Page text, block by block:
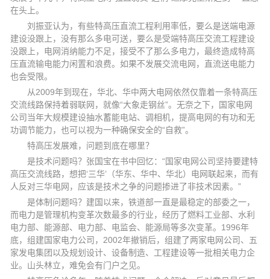
在头上。
刘振亚认为，有些特高压直流工程利用率低，要么是送端电源
建设没跟上，没有那么多电可送，要么是受端特高压交流工程建设
没跟上，电网消纳能力不足，接受不了那么多电力，最终造成特高
压直流输电能力闲置和浪费。如果不发展交流电网，直流送电能力
也会受限。
从2009年到现在，华北、华中两大电网依然仅靠着一条特高压
交流线路保持着弱联网，就像“大象走钢丝”。无奈之下，国家电网
公司当年大规模建设抽水蓄能电站、调相机，提高电网的有功和无
功调节能力，也可以视为一种确保安全的“自救”。
特高压发展难，问题到底在哪里？
是技术问题吗？张国宝在书中回忆：“国家电网公司坚持要建特
高压交流线路，想把‘三华’（华东、华中、华北）电网联起来，而有
人反对三华电网，应该是技术之争的问题掺进了非技术因素。”
是体制问题吗？建国以来，铁道部一直是最稳定的部委之一，
而电力是管理机构变革次数最多的行业，经历了燃料工业部、水利
电力部、能源部、电力部、电监会、能源局等多次变革。1996年
底，组建国家电力公司，2002年撤销后，组建了两家电网公司、五
家发电集团以及规划设计、设备制造、工程建设等一批相关电力企
业。山头林立，难免会有门户之见。